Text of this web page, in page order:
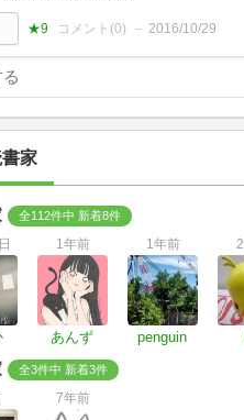
★9 コメント(0) 2016/10/29
家
全112件中 新着8件
1年前
あんず
1年前
penguin
全3件中 新着3件
7年前